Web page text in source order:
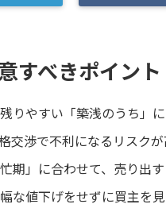
すべきポイント
やすい「築浅のうち」
渉で不利になるリスクが
期」に合わせて、売り出
値下げをせずに買主を見